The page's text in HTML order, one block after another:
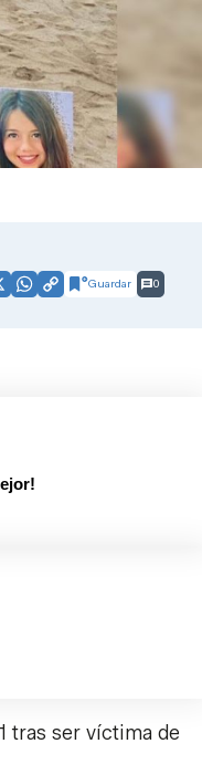
WhatsApp
CopyGuardar 0
tras ser víctima de